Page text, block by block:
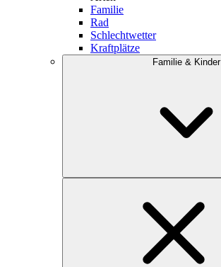
Familie
Rad
Schlechtwetter
Kraftplätze
Familie & Kinder